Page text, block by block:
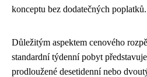
konceptu bez dodatečných poplatků.
Důležitým aspektem cenového
standardní týdenní pobyt
prodloužené desetidenní nebo